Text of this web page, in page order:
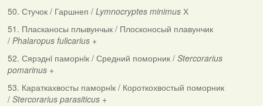
50. Стучок / Гаршнеп / Lymnocryptes minimusХ
51. Пласканосы плывунчык / Плосконосый плавунчик
/ Phalaropus fulicarius+
52. Сярэднi паморнiк / Средний поморник / Stercorarius
pomarinus+
53. Караткахвосты паморнiк / Короткохвостый поморник
/ Stercorarius parasiticus+